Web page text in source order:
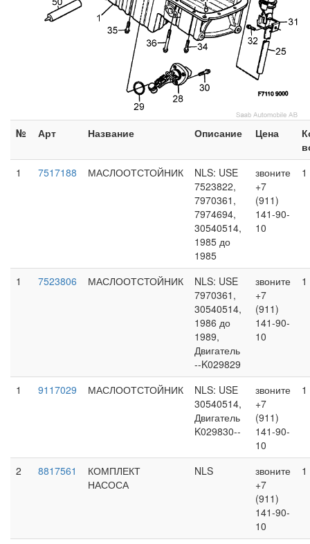
№ Арт Название Описание Цена
1
7517188 МАСЛООТСТОЙНИК
NLS: USE
7523822,
7970361,
7974694,
30540514,
1985 до
1985
звоните
+7
(911)
141-90-
10
1
1 7523806 МАСЛООТСТОЙНИК
NLS: USE
7970361,
30540514,
1986 до
1989,
Двигатель
--K029829
звоните
+7
(911)
141-90-
10
1
1 9117029 МАСЛООТСТОЙНИК
NLS: USE
30540514,
Двигатель
K029830--
звоните
+7
(911)
141-90-
10
1
2 8817561
КОМПЛЕКТ
НАСОСА
NLS
звоните
+7
(911)
141-90-
10
1